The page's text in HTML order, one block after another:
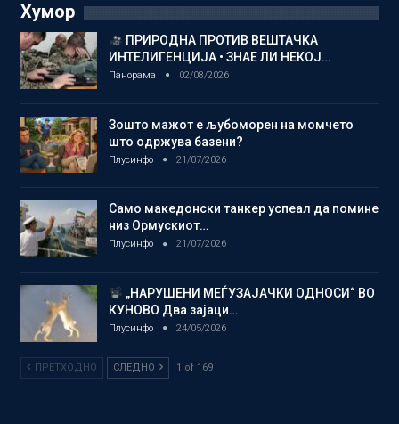
Хумор
ПРИРОДНА ПРОТИВ ВЕШТАЧКА
ИНТЕЛИГЕНЦИЈА • ЗНАЕ ЛИ НЕКОЈ…
Панорама 02/08/2026
Зошто мажот е љубоморен на момчето
што одржува базени?
Плусинфо 21/07/2026
Само македонски танкер успеал да помине
низ Ормускиот…
Плусинфо 21/07/2026
„НАРУШЕНИ МЕЃУЗАЈАЧКИ ОДНОСИ“ ВО
КУНОВО Два зајаци…
Плусинфо 24/05/2026
ПРЕТХОДНО СЛЕДНО 1 of 169